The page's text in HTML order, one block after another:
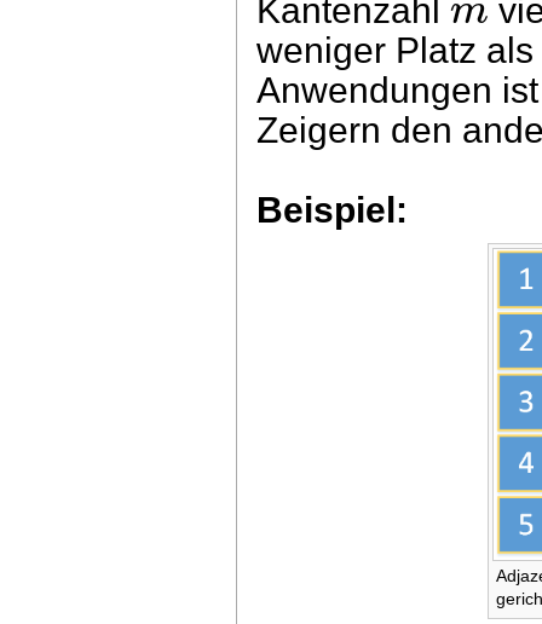
Kantenzahl
weniger Platz
Anwendungen
Zeigern den
Beispiel: